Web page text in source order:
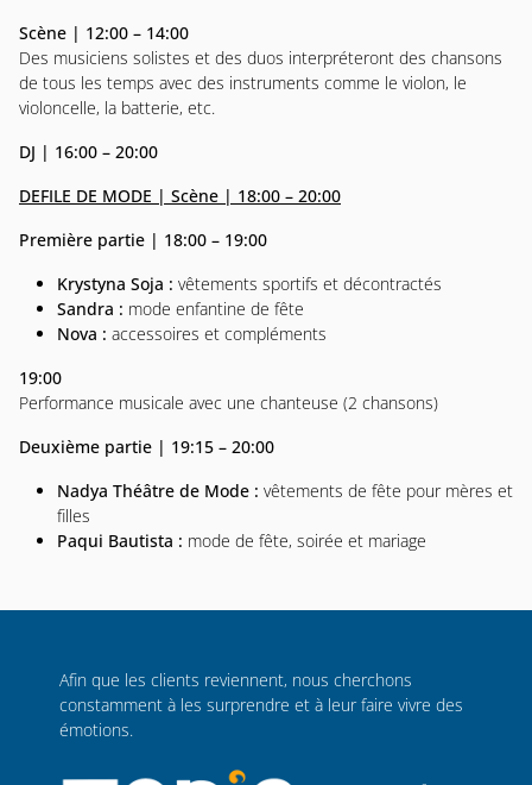
Scène | 12:00 – 14:00
Des musiciens solistes et des duos interpréteront des chansons
de tous les temps avec des instruments comme le violon, le
violoncelle, la batterie, etc.
DJ | 16:00 – 20:00
DEFILE DE MODE | Scène | 18:00 – 20:00
Première partie | 18:00 – 19:00
Krystyna Soja : vêtements sportifs et décontractés
Sandra : mode enfantine de fête
Nova : accessoires et compléments
19:00
Performance musicale avec une chanteuse (2 chansons)
Deuxième partie | 19:15 – 20:00
Nadya Théâtre de Mode : vêtements de fête pour mères et
filles
Paqui Bautista : mode de fête, soirée et mariage
Afin que les clients reviennent, nous cherchons
constamment à les surprendre et à leur faire vivre des
émotions.